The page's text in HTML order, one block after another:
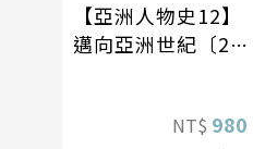
【亞洲人物史12】
邁向亞洲世紀〔20
NT$ 980